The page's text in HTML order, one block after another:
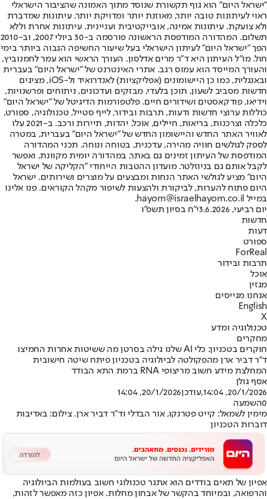
"ישראל היום" הוא גוף תקשורת שנוסד מתוך האמונה שהציבור הישראלי
ראוי לעיתונות טובה יותר, מאוזנת יותר ומדויקת יותר. עיתונות שמדברת
ולא צועקת. עיתונות אמינה, אובייקטיבית ועניינית. עיתונות אחרת וללא
תשלום. המהדורה המודפסת הראשונה פורסמה ב-30 ביולי 2007, וב-2010
הפך "ישראל היום" לעיתון הישראלי בעל שיעור החשיפה הגבוה ביותר בימי
חול. מו"ל העיתון היא ד"ר מרים אדלסון. העורך הראשי הוא עמר לחמנוביץ,
והעורך המייסד הוא עמוס רגב. אתרי האינטרנט של "ישראל היום" בעברית
ובאנגלית, כמו כן היישומונים (אפליקציות) לאנדרואיד ול-iOS, מציגים
חדשות מסביב לשעון, תוכן בלעדי, מבזקים ועדכונים, ניתוחים ופרשנויות,
וידיאו, פודקאסטים ושידורים חיים. פלטפורמות הדיגיטל של "ישראל היום"
כוללות ערוצי חדשות ודעות, תרבות ובידור, לייף סטייל, טכנולוגיה, ספורט,
כלכלה וצרכנות, בריאות, חיילים, אוכל, יהדות, תיירות ורכב. ב-2021 עלו
לאוויר האתר החדש והיישומון החדש של "ישראל היום" בעברית, במטרה
לספק לגולשים חוויה מהירה, עדכנית, בטוחה ונוחה. תכני המהדורה
המודפסת של העיתון זמינים גם באתר, במהדורה יומית מקוונת, ואפשר
לקבל אותם גם בניוזלטר. מועדון ההטבות הייחודי "הקליקה של ישראל
היום" מציע לגולשי האתר הנחות ומבצעים על מוצרים ושירותים. ישראל
היום פתוח להערות, לביקורת ולהצעות לשיפור מקהל הקוראים. פנו אלינו
במייל hayom@israelhayom.co.il.
יום רביעי, 3.6.2026
י"ח בסיון תשפ"ו
חדשות
דעות
ספורט
ForReal
תרבות ובידור
אוכל
מגזין
אנחנו מגייסים
English
X
טכנולוגיה ומדע
מחקרים
חוקרים בטכניון: כלי AI שלנו גילה בסרטן מה ששיטות אחרות החמיצו
ד"ר דביר ארן מהפקולטה לביולוגיה בטכניון פיתח שיטה חישובית
המחלצת מידע חשוב מריצופי RNA ברמת התא הבודד
אסף גולן
20/1/2026, 14:04
,עודכן20/1/2026, 14:04
0השמעה
מימין לשמאל: קייט פטרנקו, אור הבדלי וד"ר דביר ארן. צילום: באדיבות
דוברות הטכניון
אפיון של תאים בודדים הוא אתגר טכנולוגי חשוב בעולמות הביולוגיה
והרפואה, ובמיוחד בהקשר של אבחון מחלות. אפיון כזה מאפשר לזהות,